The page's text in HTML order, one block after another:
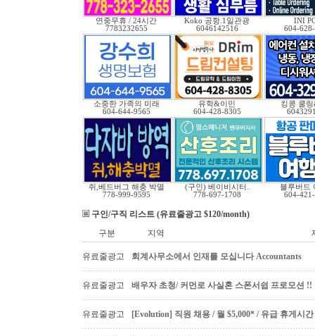
연중무휴 / 24시간
7783232655
Koko 공항.1일관광
6046142516
INI
604-
소중한 가족의 미래
604-644-9565
유학&이민
604-428-8305
킹콩 쿨
쥐,베드버그 해충 박멸
778-999-9595
(구인) 베이비시터.
778-697-1708
블루버드
604-
구인/구직 리스트 (유료줄광고 $120/month)
구분
지역
유료줄광고 회계사무소에서 인재를 모십니다 Accountants
유료줄광고 배우자 초청/ 커먼로 사실혼 스폰서쉽 프로모션 !!
유료줄광고 [Evolution] 직원 채용 / 월 $5,000* / 유급 휴게시